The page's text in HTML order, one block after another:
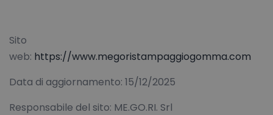
Sito
web: https://www.megoristampaggiogomma.com
Data di aggiornamento: 15/12/2025
Responsabile del sito: ME.GO.RI. Srl